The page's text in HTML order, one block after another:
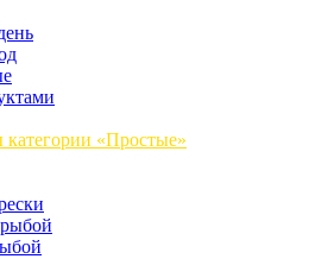
категории «Простые»